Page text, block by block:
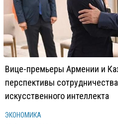
Вице-премьеры Армении и
перспективы
искусственного интеллекта
ЭКОНОМИКА